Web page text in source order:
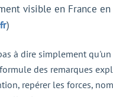
visible en France
)
à dire simplement
des remarques
repérer les forces,